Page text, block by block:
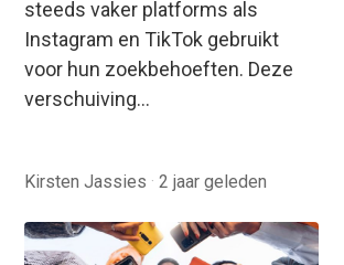
steeds vaker platforms als
Instagram en TikTok gebruikt
voor hun zoekbehoeften. Deze
verschuiving…
Kirsten Jassies · 2 jaar geleden